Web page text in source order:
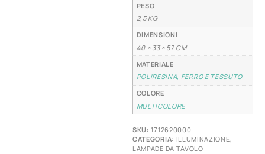
PESO
2,5 KG
DIMENSIONI
40 × 33 × 57 CM
MATERIALE
POLIRESINA, FERRO E TESSUTO
COLORE
MULTICOLORE
SKU:1712620000
CATEGORIA: ILLUMINAZIONE,
LAMPADE DA TAVOLO